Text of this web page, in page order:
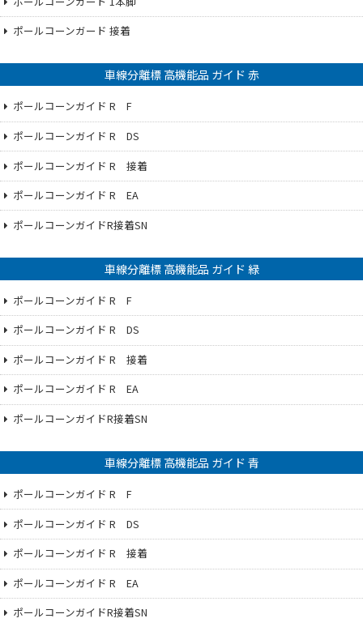
ポールコーンガード 接着
車線分離標 高機能品 ガイド 赤
ポールコーンガイド R F
ポールコーンガイド R DS
ポールコーンガイド R 接着
ポールコーンガイド R EA
ポールコーンガイドR接着SN
車線分離標 高機能品 ガイド 緑
ポールコーンガイド R F
ポールコーンガイド R DS
ポールコーンガイド R 接着
ポールコーンガイド R EA
ポールコーンガイドR接着SN
車線分離標 高機能品 ガイド 青
ポールコーンガイド R F
ポールコーンガイド R DS
ポールコーンガイド R 接着
ポールコーンガイド R EA
ポールコーンガイドR接着SN